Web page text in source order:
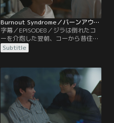
Burnout Syndrome／バーンアウト・シンドローム 第08話／字幕
字幕／EPISODE8／ジラは倒れたコ
ーを介抱した翌朝、コーから昔住ん
でいた家に行こうと誘われる。ジラ
を案内したコーは、幼少期の思い出
住みたいと話す。かつて母親に言わ
れた言葉の呪縛から解き放たれたコ
ーは、ジラに自分の気持ちを素直に
表すようになり…。
Subtitle